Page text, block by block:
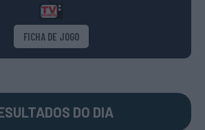
FICHA DE JOGO
DO DIA